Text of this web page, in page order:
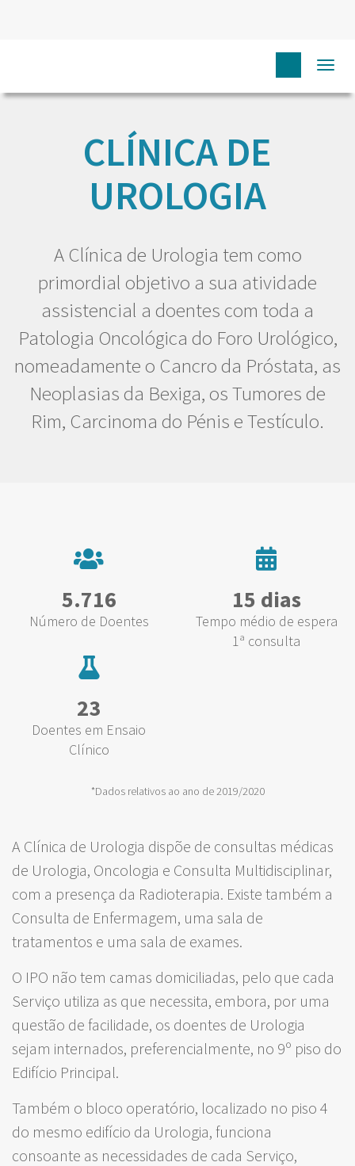
CLÍNICA DE UROLOGIA
CLÍNICA DE
UROLOGIA
A Clínica de Urologia tem como
primordial objetivo a sua atividade
assistencial a doentes com toda a
Patologia Oncológica do Foro Urológico,
nomeadamente o Cancro da Próstata, as
Neoplasias da Bexiga, os Tumores de
Rim, Carcinoma do Pénis e Testículo.
5.716
Número de Doentes
15 dias
Tempo médio de espera
1ª consulta
23
Doentes em Ensaio
Clínico
*Dados relativos ao ano de 2019/2020
A Clínica de Urologia dispõe de consultas médicas
de Urologia, Oncologia e Consulta Multidisciplinar,
com a presença da Radioterapia. Existe também a
Consulta de Enfermagem, uma sala de
tratamentos e uma sala de exames.
O IPO não tem camas domiciliadas, pelo que cada
Serviço utiliza as que necessita, embora, por uma
questão de facilidade, os doentes de Urologia
sejam internados, preferencialmente, no 9º piso do
Edifício Principal.
Também o bloco operatório, localizado no piso 4
do mesmo edifício da Urologia, funciona
consoante as necessidades de cada Serviço,